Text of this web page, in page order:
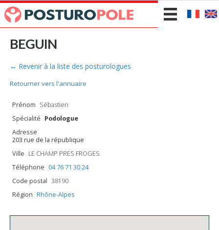
BEGUIN
← Revenir à la liste des posturologues
Retourner vers l'annuaire
Prénom Sébastien
Spécialité Podologue
Adresse
203 rue de la république
Ville LE CHAMP PRES FROGES
Téléphone 04 76 71 30 24
Code postal 38190
Région Rhône-Alpes